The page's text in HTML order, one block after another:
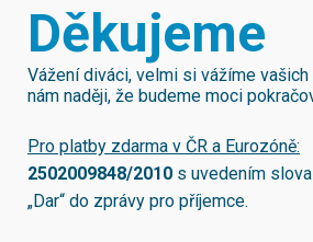
Děkujeme
Vážení diváci, velmi si vážíme
nám naději, že budeme moci
Pro platby zdarma v ČR a Eurozóně:
2502009848/2010 s uvedením slova
„Dar“ do zprávy pro příjemce.